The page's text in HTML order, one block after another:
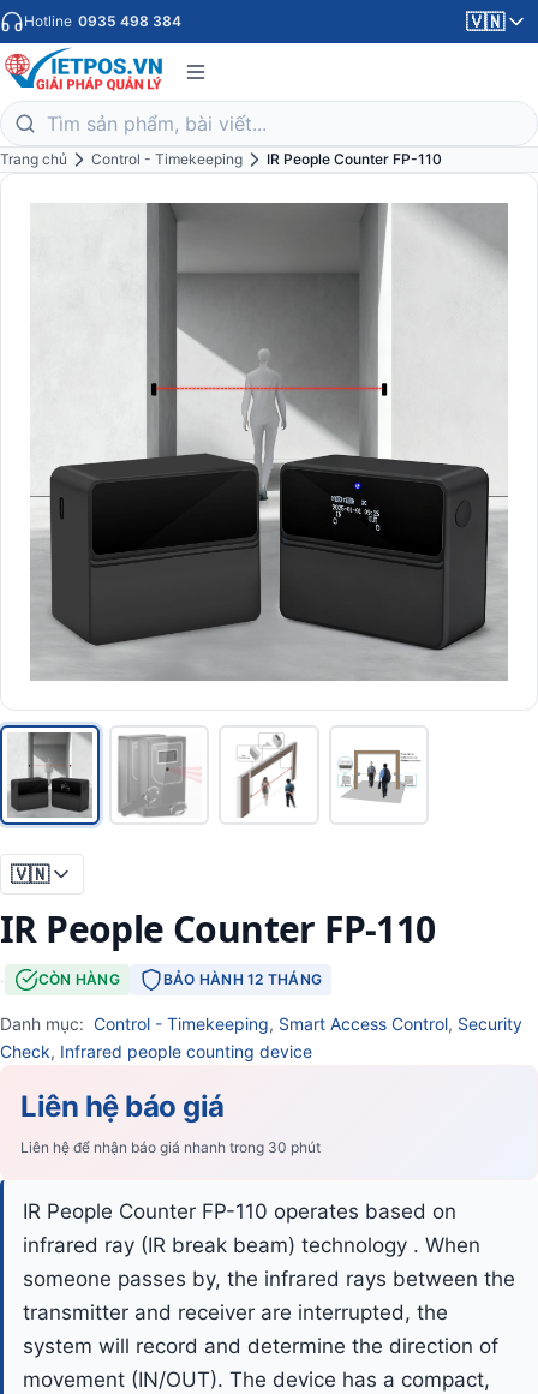
Hotline 0935 498 384 🇻🇳
Trang chủ Control - Timekeeping IR People Counter FP-110
🇻🇳
IR People Counter FP-110
· CÒN HÀNG BẢO HÀNH 12 THÁNG
Danh mục: Control - Timekeeping, Smart Access Control, Security
Check, Infrared people counting device
Liên hệ báo giá
Liên hệ để nhận báo giá nhanh trong 30 phút
IR People Counter FP-110 operates based on
infrared ray (IR break beam) technology . When
someone passes by, the infrared rays between the
transmitter and receiver are interrupted, the
system will record and determine the direction of
movement (IN/OUT). The device has a compact,